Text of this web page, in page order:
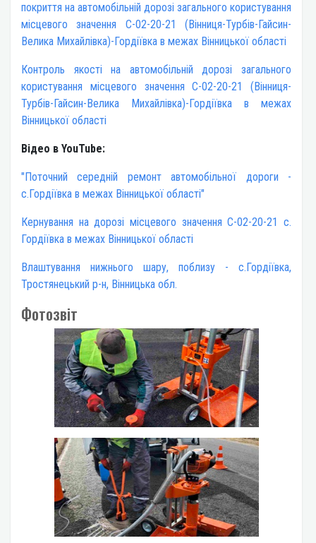
покриття на автомобільній дорозі загального користування
місцевого значення С-02-20-21 (Вінниця-Турбів-Гайсин-
Велика Михайлівка)-Гордіївка в межах Вінницької області
Контроль якості на автомобільній дорозі загального
користування місцевого значення С-02-20-21 (Вінниця-
Турбів-Гайсин-Велика Михайлівка)-Гордіївка в межах
Вінницької області
Відео в YouTube:
"Поточний середній ремонт автомобільної дороги -
c.Гордіївка в межах Вінницької області"
Кернування на дорозі місцевого значення С-02-20-21 c.
Гордіївка в межах Вінницької області
Влаштування нижнього шару, поблизу - с.Гордіївка,
Тростянецький р-н, Вінницька обл.
Фотозвіт